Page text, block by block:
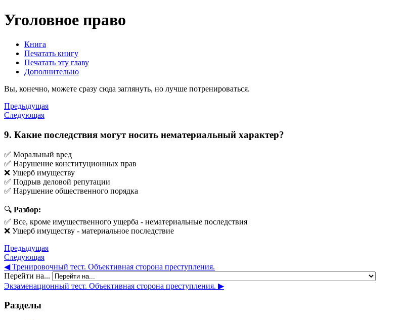
Уголовное право
Книга
Печатать книгу
Печатать эту главу
Дополнительно
Вы, конечно, можете сразу сюда заглянуть, но лучше потренироваться.
Предыдущая
Следующая
9. Какие последствия могут носить нематериальный характер?
✅ Моральный вред
✅ Нарушение конституционных прав
❌ Ущерб имуществу
✅ Подрыв деловой репутации
✅ Нарушение общественного порядка
🔍 Разбор:
✅ Все, кроме имущественного ущерба - нематериальные последствия
❌ Ущерб имуществу - материальное последствие
Предыдущая
Следующая
◀︎ Тренировочный тест. Объективная сторона преступления.
Перейти на...
Экзаменационный тест. Объективная сторона преступления. ▶︎
Разделы